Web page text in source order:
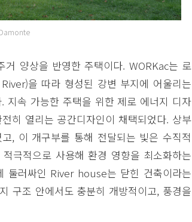
양상을 반영한 주택이다. WORKac는 로
을 따라 형성된 강변 부지에 어울리는
지속 가능한 주택을 위한 제로 에너지 디자
히 열리는 공간디자인이 채택되었다. 상부
, 이 개구부를 통해 전달되는 빛은 수직적
극적으로 사용해 환경 영향을 최소화하는
둘러싸인 River house는 닫힌 건축이라는
구조 안에서도 충분히 개방적이고, 풍경을